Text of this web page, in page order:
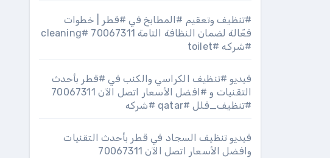
#تنظيف وتعقيم #المطابخ في #قطر | خطوات
فعّالة لضمان النظافة التامة 70067311 #cleaning
#شركه #toilet
فيديو #تنظيف الكراسي والكنب في #قطر بأحدث
التقنيات و #افضل الأسعار اتصل الآن 70067311
#تنظيف_فلل #qatar #شركه
فيديو تنظيف السجاد في قطر بأحدث التقنيات
وافضل الأسعار اتصل الآن 70067311